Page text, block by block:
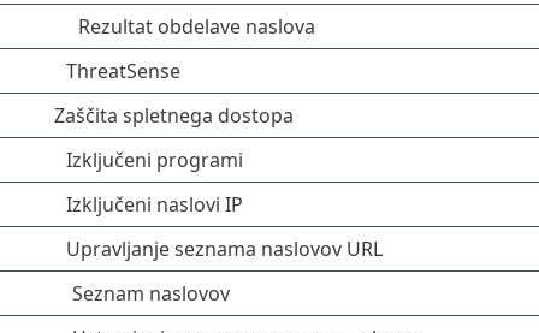
Rezultat obdelave naslova
ThreatSense
Zaščita spletnega dostopa
Izključeni programi
Izključeni naslovi IP
Upravljanje seznama naslovov URL
Seznam naslovov